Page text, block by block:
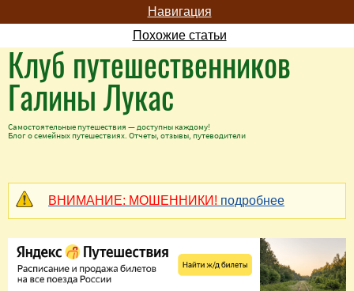
Навигация
Похожие статьи
Клуб путешественников
Галины Лукас
Самостоятельные путешествия — доступны каждому!
Блог о семейных путешествиях. Отчеты, отзывы, путеводители
ВНИМАНИЕ: МОШЕННИКИ! подробнее